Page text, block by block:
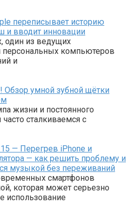
переписывает историю
и вводит инновации
один из ведущих
персональных компьютеров
и
Обзор умной зубной щётки
жизни и постоянного
сталкиваемся с
— Перегрев iPhone и
— как решить проблему и
музыкой без переживаний
смартфонов
которая может серьезно
использование